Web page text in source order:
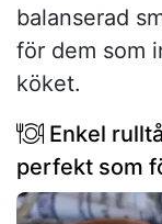
balanserad
för dem som
köket.
Enkel
perfekt som